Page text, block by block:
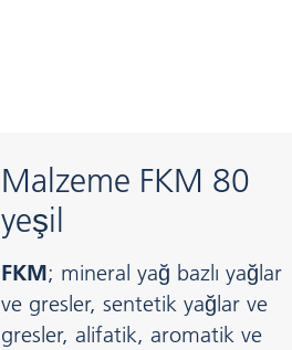
Malzeme FKM 80
yeşil
FKM; mineral yağ bazlı yağlar
ve gresler, sentetik yağlar ve
gresler, alifatik, aromatik ve